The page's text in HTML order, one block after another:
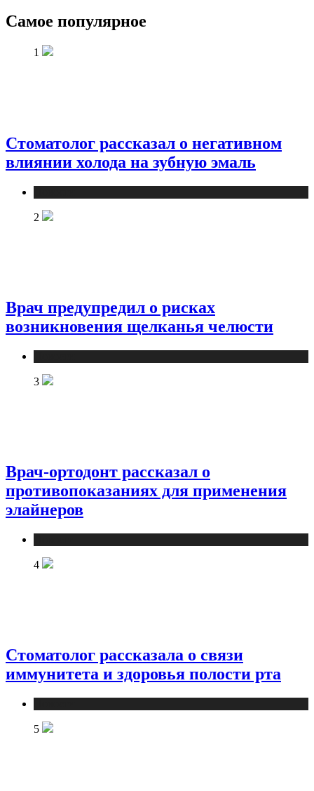
Самое популярное
1
Стоматолог рассказал о негативном
влиянии холода на зубную эмаль
2
Врач предупредил о рисках
возникновения щелканья челюсти
3
Врач-ортодонт рассказал о
противопоказаниях для применения
элайнеров
4
Стоматолог рассказала о связи
иммунитета и здоровья полости рта
5